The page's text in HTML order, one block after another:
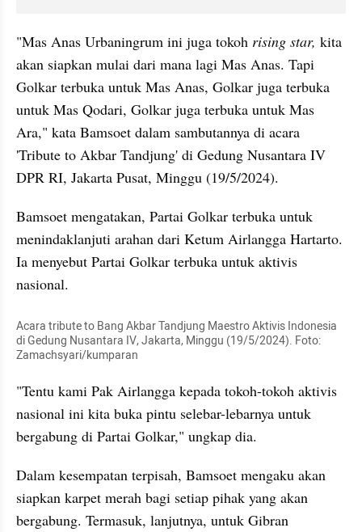
"Mas Anas Urbaningrum ini juga tokoh rising star, kita
akan siapkan mulai dari mana lagi Mas Anas. Tapi
Golkar terbuka untuk Mas Anas, Golkar juga terbuka
untuk Mas Qodari, Golkar juga terbuka untuk Mas
Ara," kata Bamsoet dalam sambutannya di acara
'Tribute to Akbar Tandjung' di Gedung Nusantara IV
DPR RI, Jakarta Pusat, Minggu (19/5/2024).
Bamsoet mengatakan, Partai Golkar terbuka untuk
menindaklanjuti arahan dari Ketum Airlangga Hartarto.
Ia menyebut Partai Golkar terbuka untuk aktivis
nasional.
Acara tribute to Bang Akbar Tandjung Maestro Aktivis Indonesia
di Gedung Nusantara IV, Jakarta, Minggu (19/5/2024). Foto:
Zamachsyari/kumparan
"Tentu kami Pak Airlangga kepada tokoh-tokoh aktivis
nasional ini kita buka pintu selebar-lebarnya untuk
bergabung di Partai Golkar," ungkap dia.
Dalam kesempatan terpisah, Bamsoet mengaku akan
siapkan karpet merah bagi setiap pihak yang akan
bergabung. Termasuk, lanjutnya, untuk Gibran